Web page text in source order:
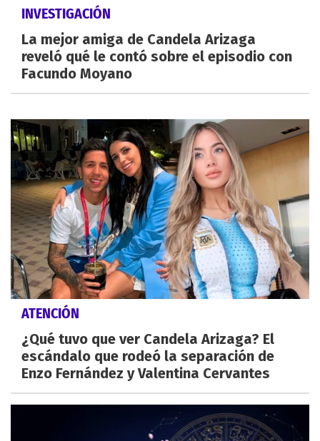
INVESTIGACIÓN
La mejor amiga de Candela Arizaga
reveló qué le contó sobre el episodio con
Facundo Moyano
ATENCIÓN
¿Qué tuvo que ver Candela Arizaga? El
escándalo que rodeó la separación de
Enzo Fernández y Valentina Cervantes